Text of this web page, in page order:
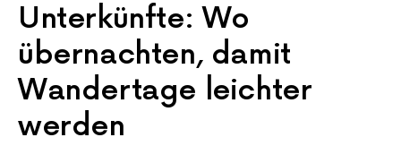
Unterkünfte: Wo
übernachten, damit
Wandertage leichter
werden